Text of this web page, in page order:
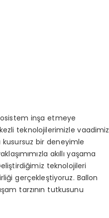
inşa etmeye
teknolojilerimizle vaadimiz
kusursuz bir deneyimle
akıllı yaşama
teknolojileri
gerçekleştiyoruz. Ballon
tarzının tutkusunu